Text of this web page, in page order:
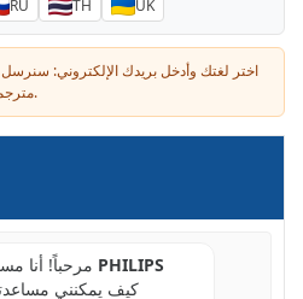
RU TH UK
اختر لغتك وأدخل بريدك الإلكتروني:
مترجمة خصيصاً.
💬 مرحباً! PHILIPS